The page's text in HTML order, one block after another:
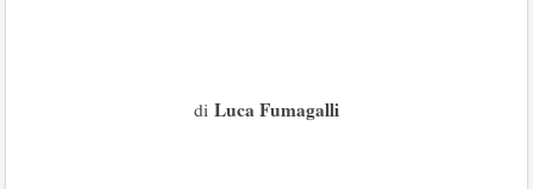
di Luca Fumagalli